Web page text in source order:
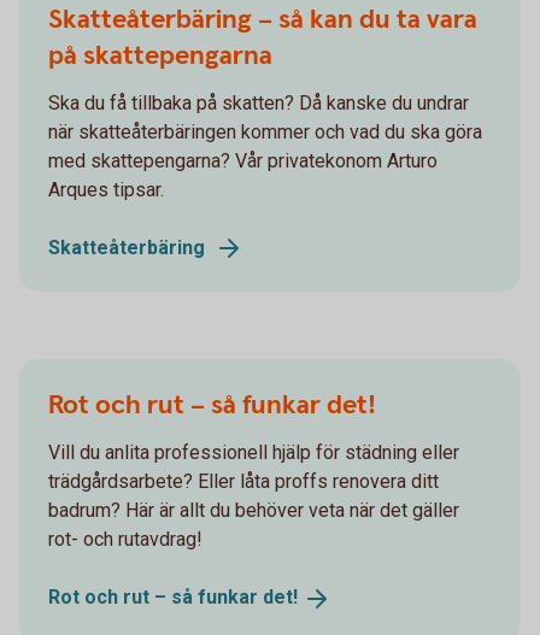
Skatteåterbäring – så kan du ta vara
på skattepengarna
Ska du få tillbaka på skatten? Då kanske du undrar
när skatteåterbäringen kommer och vad du ska göra
med skattepengarna? Vår privatekonom Arturo
Arques tipsar.
Skatteåterbäring
Rot och rut – så funkar det!
Vill du anlita professionell hjälp för städning eller
trädgårdsarbete? Eller låta proffs renovera ditt
badrum? Här är allt du behöver veta när det gäller
rot- och rutavdrag!
Rot och rut – så funkar det!